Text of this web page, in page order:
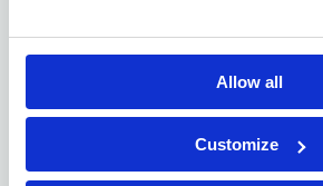
Allow all
Customize
Tes compétences
plus que ton diplôme
Toutes les entreprises ne
diplôme spécifique. Beaucoup
la formation interne et